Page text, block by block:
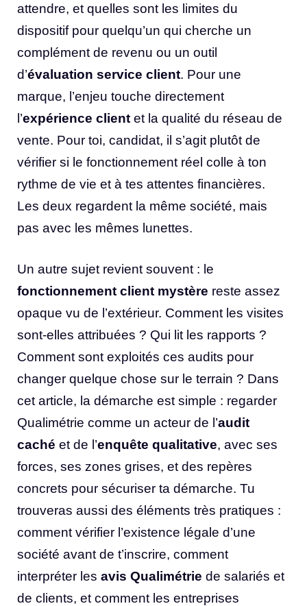
attendre, et quelles sont les limites du
dispositif pour quelqu’un qui cherche un
complément de revenu ou un outil
d’évaluation service client. Pour une
marque, l’enjeu touche directement
l’expérience client et la qualité du réseau de
vente. Pour toi, candidat, il s’agit plutôt de
vérifier si le fonctionnement réel colle à ton
rythme de vie et à tes attentes financières.
Les deux regardent la même société, mais
pas avec les mêmes lunettes.
Un autre sujet revient souvent : le
fonctionnement client mystère reste assez
opaque vu de l’extérieur. Comment les visites
sont-elles attribuées ? Qui lit les rapports ?
Comment sont exploités ces audits pour
changer quelque chose sur le terrain ? Dans
cet article, la démarche est simple : regarder
Qualimétrie comme un acteur de l’audit
caché et de l’enquête qualitative, avec ses
forces, ses zones grises, et des repères
concrets pour sécuriser ta démarche. Tu
trouveras aussi des éléments très pratiques :
comment vérifier l’existence légale d’une
société avant de t’inscrire, comment
interpréter les avis Qualimétrie de salariés et
de clients, et comment les entreprises